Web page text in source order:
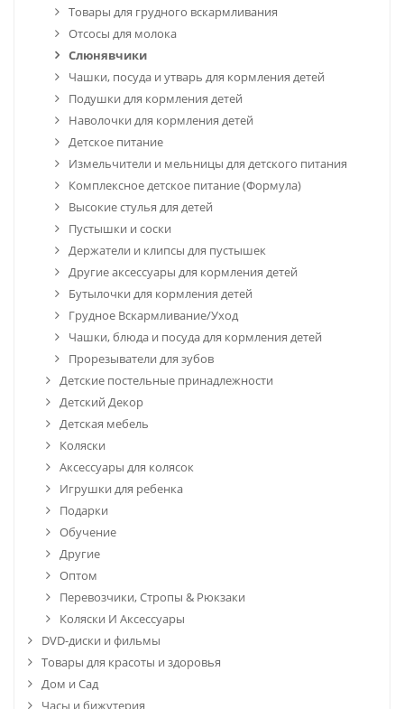
Товары для грудного вскармливания
Отсосы для молока
Слюнявчики
Чашки, посуда и утварь для кормления детей
Подушки для кормления детей
Наволочки для кормления детей
Детское питание
Измельчители и мельницы для детского питания
Комплексное детское питание (Формула)
Высокие стулья для детей
Пустышки и соски
Держатели и клипсы для пустышек
Другие аксессуары для кормления детей
Бутылочки для кормления детей
Грудное Вскармливание/Уход
Чашки, блюда и посуда для кормления детей
Прорезыватели для зубов
Детские постельные принадлежности
Детский Декор
Детская мебель
Коляски
Аксессуары для колясок
Игрушки для ребенка
Подарки
Обучение
Другие
Оптом
Перевозчики, Стропы & Рюкзаки
Коляски И Аксессуары
DVD-диски и фильмы
Товары для красоты и здоровья
Дом и Сад
Часы и бижутерия